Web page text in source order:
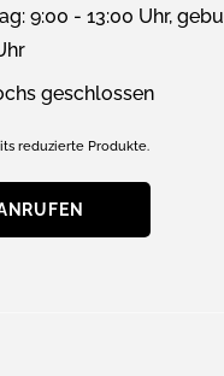
9:00 - 13:00 Uhr,
geschlossen
reduzierte Produkte.